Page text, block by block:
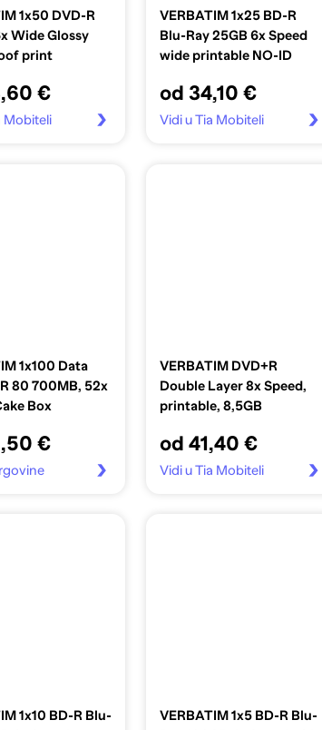
1x50 DVD-R
Wide Glossy
print
€
Mobiteli
VERBATIM 1x25 BD-R
Blu-Ray 25GB 6x Speed
wide printable NO-ID
od 34,10 €
Vidi u Tia Mobiteli
1x100 Data
80 700MB, 52x
Box
€
VERBATIM DVD+R
Double Layer 8x Speed,
printable, 8,5GB
od 41,40 €
Vidi u Tia Mobiteli
1x10 BD-R Blu-
VERBATIM 1x5 BD-R Blu-